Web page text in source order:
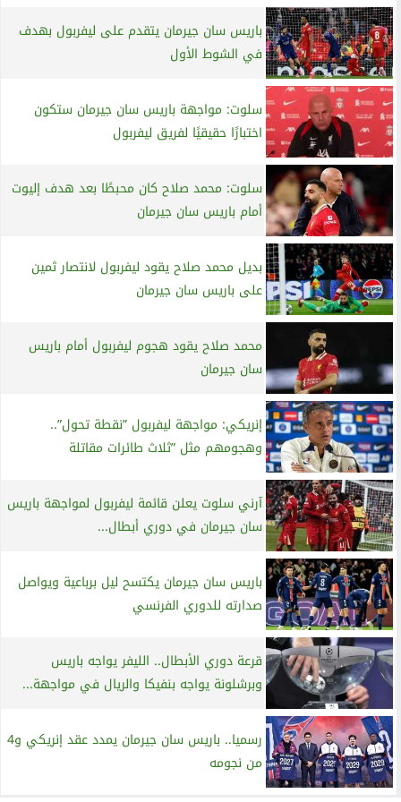
باريس سان جيرمان يتقدم على ليفربول بهدف
في الشوط الأول
سلوت: مواجهة باريس سان جيرمان ستكون
اختبارًا حقيقيًا لفريق ليفربول
سلوت: محمد صلاح كان محبطًا بعد هدف إليوت
أمام باريس سان جيرمان
بديل محمد صلاح يقود ليفربول لانتصار ثمين
على باريس سان جيرمان
محمد صلاح يقود هجوم ليفربول أمام باريس
سان جيرمان
إنريكي: مواجهة ليفربول ”نقطة تحول”..
وهجومهم مثل ”ثلاث طائرات مقاتلة
آرني سلوت يعلن قائمة ليفربول لمواجهة باريس
سان جيرمان في دوري أبطال...
باريس سان جيرمان يكتسح ليل برباعية ويواصل
صدارته للدوري الفرنسي
قرعة دوري الأبطال.. الليفر يواجه باريس
وبرشلونة يواجه بنفيكا والريال في مواجهة...
رسميا.. باريس سان جيرمان يمدد عقد إنريكي و4
من نجومه